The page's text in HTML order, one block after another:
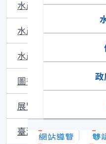
網站導覽 雙
水產技術
水產多媒體
水產食譜
圖書館藏
展覽與活動
臺灣沿近海漁業資源